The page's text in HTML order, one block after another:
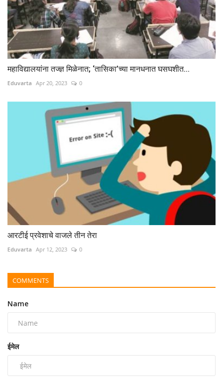
महाविद्यालयांना तज्ज्ञ मिळेनात; ‘तासिका’च्या मानधनात घसघशीत...
Eduvarta Apr 20, 2023 0
आरटीई प्रवेशाचे वाजले तीन तेरा
Eduvarta Apr 12, 2023 0
COMMENTS
Name
ईमेल